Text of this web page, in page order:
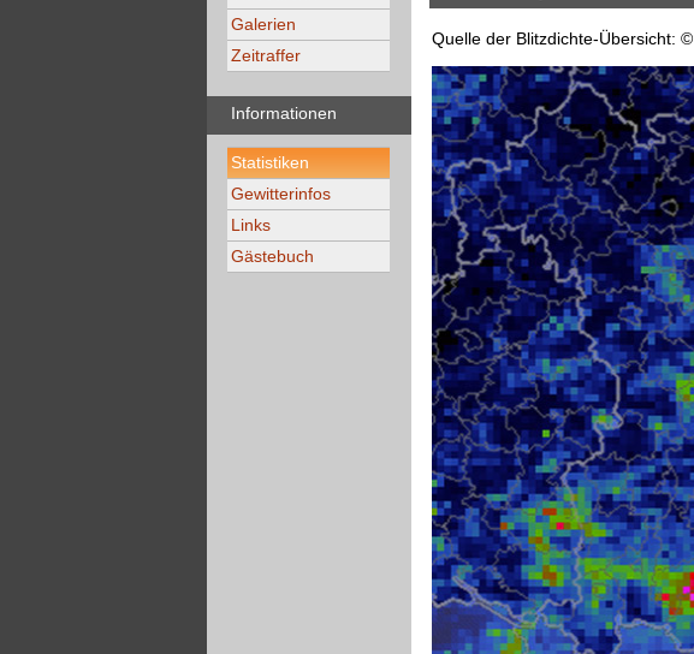
Galerien
Zeitraffer
Informationen
Statistiken
Gewitterinfos
Links
Gästebuch
Quelle der Blitzdichte-Übersicht: ©